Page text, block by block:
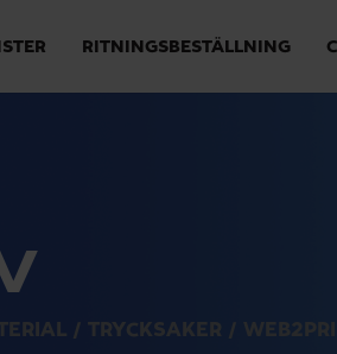
RITNINGSBESTÄLLNING
/ TRYCKSAKER /